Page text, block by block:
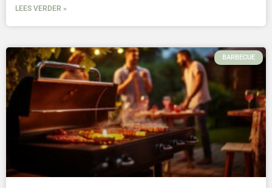
LEES VERDER »
BARBECUE